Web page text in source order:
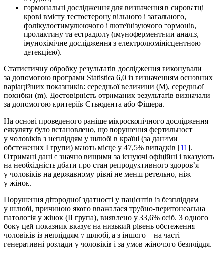
гормональні дослідження для визначення в сироватці
крові вмісту тестостерону вільного і загального,
фолікулостимулюючого і лютеїнізуючого гормонів,
пролактину та естрадіолу (імуноферментний аналіз,
імунохімічне дослідження з електролюмінісцентною
детекцією).
Статистичну обробку результатів дослідження виконували
за допомогою програми Statistica 6,0 із визначенням основних
варіаційних показників: середньої величини (М), середньої
похибки (m). Достовірність отриманих результатів визначали
за допомогою критеріїв Стьюдента або Фішера.
На основі проведеного раніше мікроскопічного дослідження
еякуляту було встановлено, що порушення фертильності
у чоловіків з непліддям у шлюбі в країні (за даними
обстежених І групи) мають місце у 47,5% випадків [11].
Отримані дані є значно вищими за існуючі офіційні і вказують
на необхідність дбати про стан репродуктивного здоров’я
у чоловіків на державному рівні не менш ретельно, ніж
у жінок.
Порушення дітородної здатності у пацієнтів із безпліддям
у шлюбі, причиною якого вважалася трубно-перитонеальна
патологія у жінок (ІІ група), виявлено у 33,6% осіб. З одного
боку цей показник вказує на низький рівень обстеження
чоловіків із непліддям у шлюбі, а з іншого – на часті
генеративні розлади у чоловіків і за умов жіночого безпліддя.